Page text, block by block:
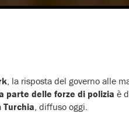
, la risposta del governo alle
parte delle forze di polizia è
Turchia , diffuso oggi.